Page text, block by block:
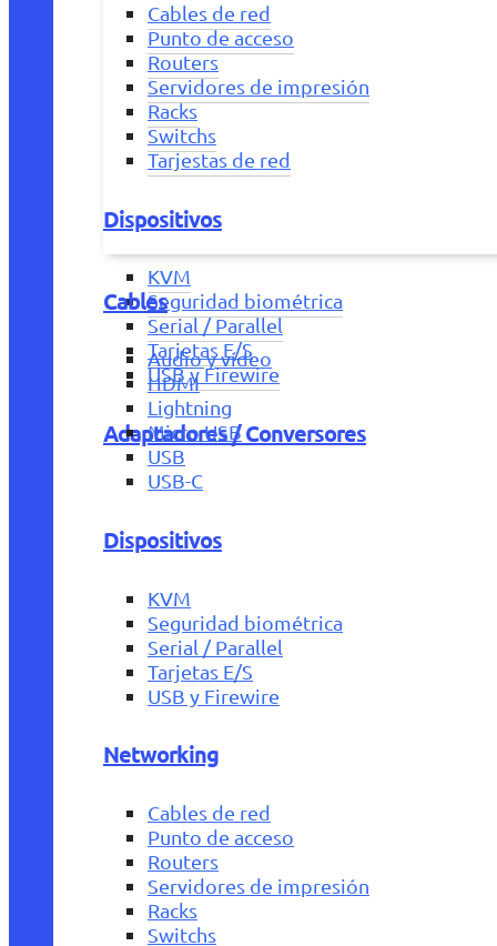
Cables de red
Punto de acceso
Routers
Servidores de impresión
Racks
Switchs
Tarjestas de red
Dispositivos
KVM
Seguridad biométrica
Serial / Parallel
Tarjetas E/S
USB y Firewire
Adaptadores / Conversores
Cables
Audio y vídeo
HDMI
Lightning
Micro USB
USB
USB-C
Dispositivos
KVM
Seguridad biométrica
Serial / Parallel
Tarjetas E/S
USB y Firewire
Networking
Cables de red
Punto de acceso
Routers
Servidores de impresión
Racks
Switchs